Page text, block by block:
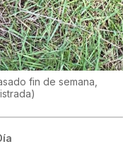
fin de semana,
)